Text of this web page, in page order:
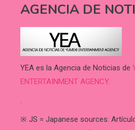
AGENCIA DE
YEA es la Agencia de Noticias de
ENTERTAINMENT AGENCY.
.
※ JS = Japanese sources: